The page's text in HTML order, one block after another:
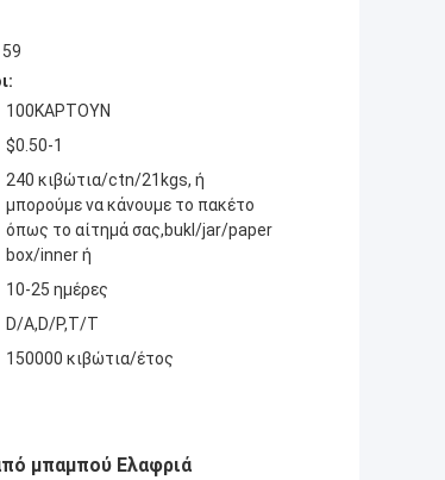
100ΚΑΡΤΟΥΝ
$0.50-1
240 κιβώτια/ctn/21kgs, ή
μπορούμε να κάνουμε το πακέτο
όπως το αίτημά σας,bukl/jar/paper
box/inner ή
10-25 ημέρες
D/A,D/P,T/T
150000 κιβώτια/έτος
μπαμπού Ελαφριά